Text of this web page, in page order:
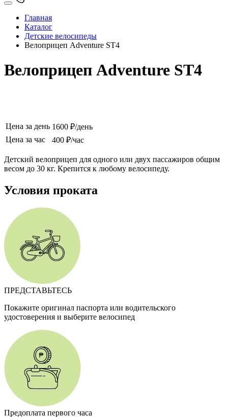
Главная
Каталог
Детские велосипеды
Велоприцеп Adventure ST4
Велоприцеп Adventure ST4
Цена за день 1600 ₽/день
Цена за час
400 ₽/час
Детский велоприцеп для одного или двух пассажиров общим
весом до 30 кг. Крепится к любому велосипеду.
Условия проката
ПРЕДСТАВЬТЕСЬ
Покажите оригинал паспорта или водительского
удостоверения и выберите велосипед
Предоплата первого часа